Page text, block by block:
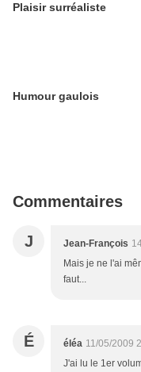
Plaisir surréaliste
Humour gaulois
Commentaires
J Jean-François
Mais je ne l'ai
faut...
É éléa 11/05/2009
J'ai lu le 1er